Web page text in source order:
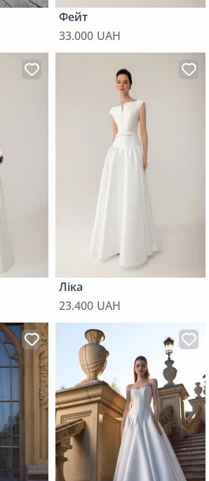
Фейт
33.000 UAH
Ліка
23.400 UAH